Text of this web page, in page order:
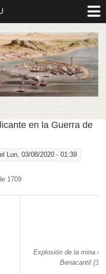
en la Guerra de
el Lun, 03/08/2020 - 01:39
1709
Explosión de la mina
Benacantil (3-